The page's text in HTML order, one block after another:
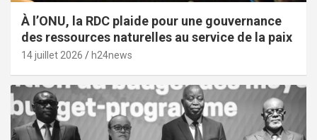
À l’ONU, la RDC plaide pour une gouvernance
des ressources naturelles au service de la paix
14 juillet 2026 h24news